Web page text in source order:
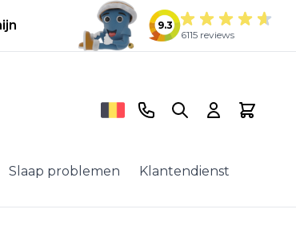
9.3
6115 reviews
Slaap problemen Klantendienst
Telefoonnummer
Search Cart